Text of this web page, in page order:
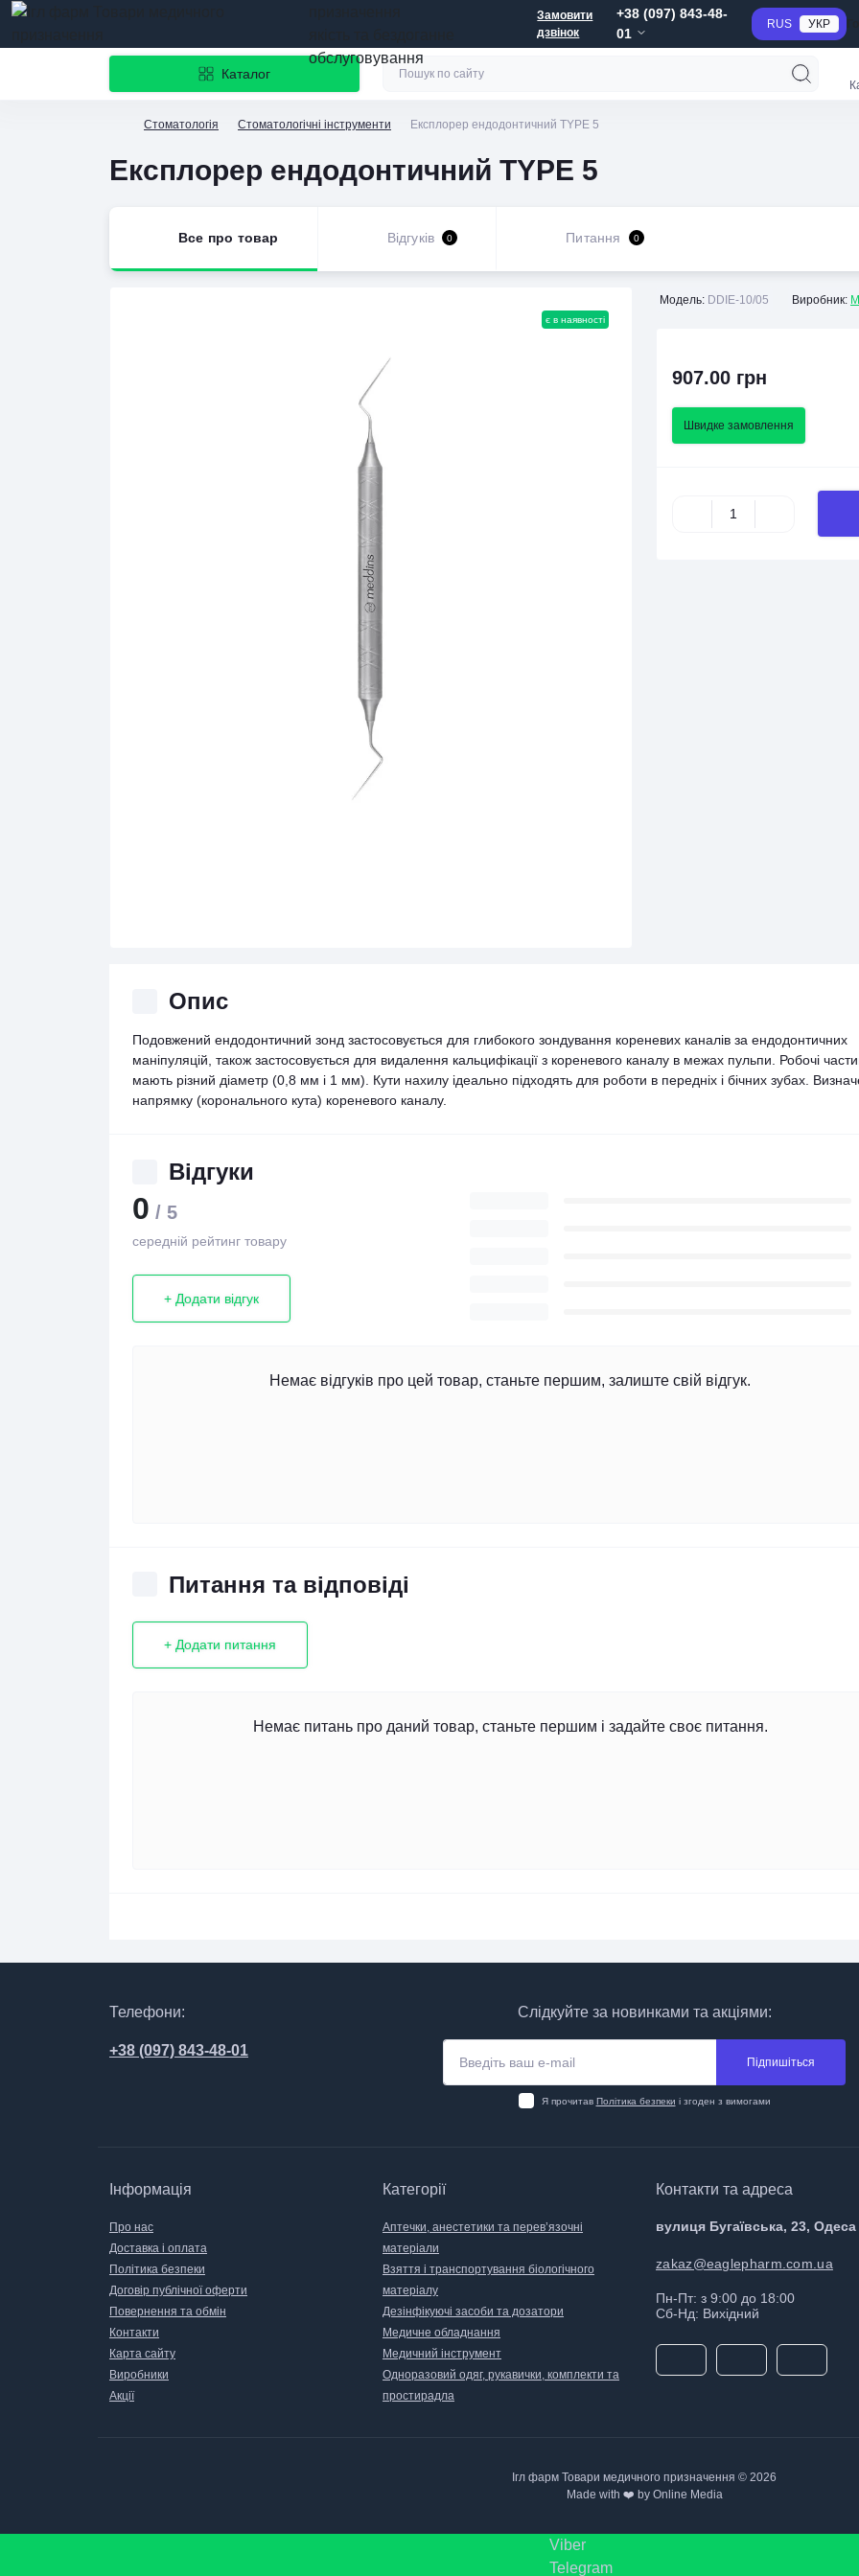
обслуговування
Замовити
дзвінок
+38 (097) 843-48-
01
RUS УКР
Каталог
Стоматологія Стоматологічні інструменти Експлорер ендодонтичний TYPE 5
Експлорер ендодонтичний TYPE 5
Все про товар Відгуків 0 Питання 0
є в наявності
Модель: DDIE-10/05 Виробник:
907.00 грн
Швидке замовлення
Опис
Подовжений ендодонтичний зонд застосовується для глибокого зондування кореневих каналів за ендодонтичних
маніпуляцій, також застосовується для видалення кальцифікації з кореневого каналу в межах пульпи. Робочі
мають різний діаметр (0,8 мм і 1 мм). Кути нахилу ідеально підходять для роботи в передніх і бічних зубах.
напрямку (коронального кута) кореневого каналу.
Відгуки
0 / 5
середній рейтинг товару
+ Додати відгук
Немає відгуків про цей товар, станьте першим, залиште свій відгук.
Питання та відповіді
+ Додати питання
Немає питань про даний товар, станьте першим і задайте своє питання.
Телефони:
+38 (097) 843-48-01
Слідкуйте за новинками та акціями:
Підпишіться
Я прочитав Політика безпеки і згоден з вимогами
Інформація
Про нас
Доставка і оплата
Політика безпеки
Договір публічної оферти
Повернення та обмін
Контакти
Карта сайту
Виробники
Акції
Категорії
Аптечки, анестетики та перев’язочні
матеріали
Взяття і транспортування біологічного
матеріалу
Дезінфікуючі засоби та дозатори
Медичне обладнання
Медичний інструмент
Одноразовий одяг, рукавички, комплекти та
простирадла
Контакти та адреса
вулиця Бугаївська, 23, Одеса
zakaz@eaglepharm.com.ua
Пн-Пт: з 9:00 до 18:00
Сб-Нд: Вихідний
Ігл фарм Товари медичного призначення © 2026
Made with ❤️ by Online Media
Viber
Telegram